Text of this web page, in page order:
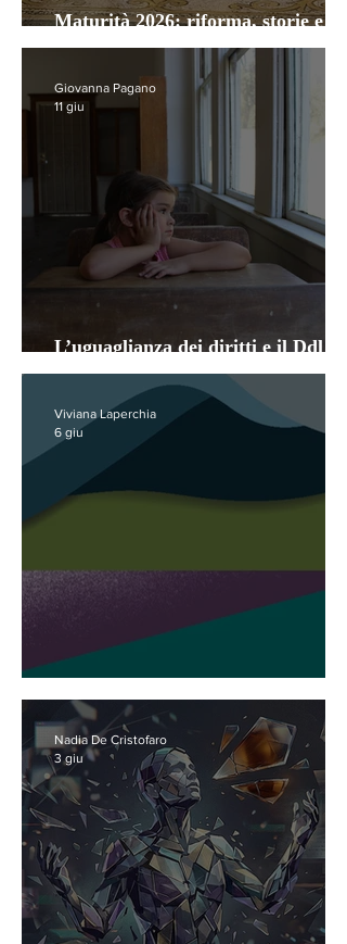
Maturità 2026: riforma, storie e
battiti di futuro
L’uguaglianza dei diritti e il Ddl
Valditara
Giovanna Pagano
11 giu
Adriatica
Viviana Laperchia
6 giu
Nadia De Cristofaro
3 giu